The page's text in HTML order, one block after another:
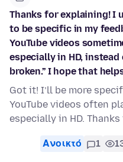
Thanks for explaining! I
to be specific in my
YouTube videos
especially in HD,
broken.” I hope that
Got it! I’ll be more
YouTube videos often
especially in HD.
Ανοικτό 1